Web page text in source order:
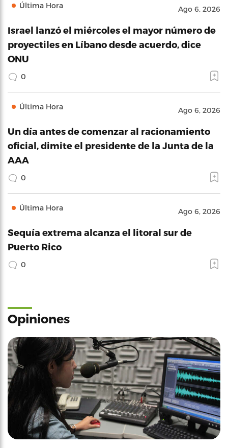
Última Hora Ago 6, 2026
Israel lanzó el miércoles el mayor número de
proyectiles en Líbano desde acuerdo, dice
ONU
0
Última Hora Ago 6, 2026
Un día antes de comenzar al racionamiento
oficial, dimite el presidente de la Junta de la
AAA
0
Última Hora Ago 6, 2026
Sequía extrema alcanza el litoral sur de
Puerto Rico
0
Opiniones